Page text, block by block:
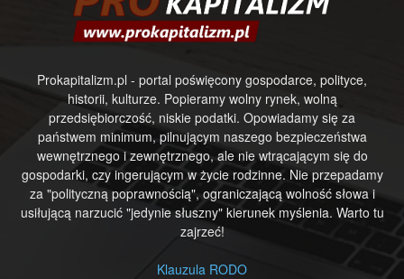
Prokapitalizm.pl - portal poświęcony gospodarce, polityce,
historii, kulturze. Popieramy wolny rynek, wolną
przedsiębiorczość, niskie podatki. Opowiadamy się za
państwem minimum, pilnującym naszego bezpieczeństwa
wewnętrznego i zewnętrznego, ale nie wtrącającym się do
gospodarki, czy ingerującym w życie rodzinne. Nie przepadamy
za "polityczną poprawnością", ograniczającą wolność słowa i
usiłującą narzucić "jedynie słuszny" kierunek myślenia. Warto tu
zajrzeć!
Klauzula RODO